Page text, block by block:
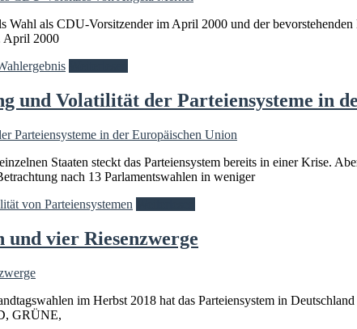
Wahl als CDU-Vorsitzender im April 2000 und der
April 2000
und Volatilität der Parteiensysteme in
Staaten steckt das Parteiensystem bereits in einer Krise.
nach 13 Parlamentswahlen in weniger
von Parteiensystemen
und vier Riesenzwerge
im Herbst 2018 hat das Parteiensystem in
GRÜNE,